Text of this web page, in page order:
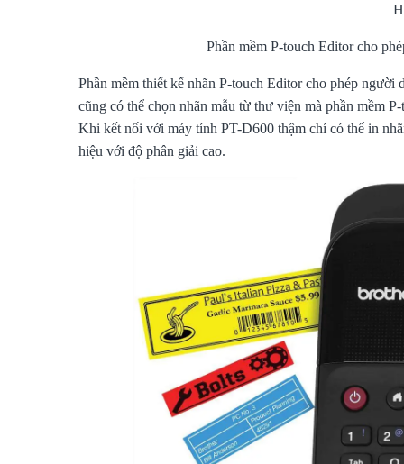
Phần mềm P-touch Editor cho
Phần mềm thiết kế nhãn P-touch Editor cho phép
cũng có thể chọn nhãn mẫu từ thư viện mà phần mềm
Khi kết nối với máy tính PT-D600 thậm chí có thể in
hiệu với độ phân giải cao.